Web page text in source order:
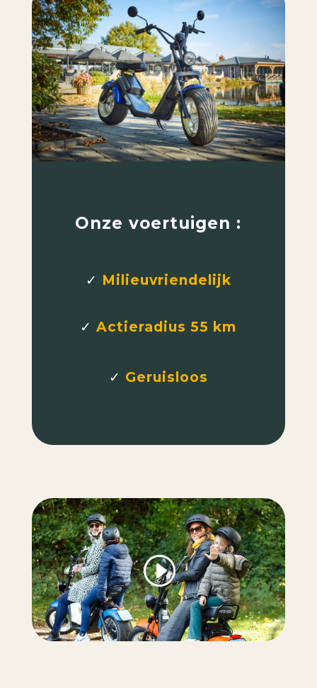
Onze voertuigen :
✓ Milieuvriendelijk
✓Actieradius 55 km
✓ Geruisloos